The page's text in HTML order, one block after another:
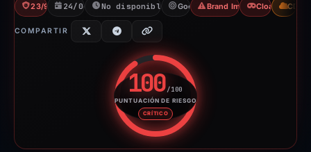
23/94 VT24/04/2026No disponible desde 24/07/2026
Google Brand Impersonation
CloakingCDN
COMPARTIR
100/100
PUNTUACIÓN DE RIESGO
CRÍTICO
Puntuación de riesgo: 100